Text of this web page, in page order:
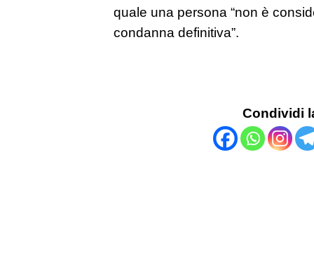
quale una persona “non è
condanna definitiva”.
Condividi